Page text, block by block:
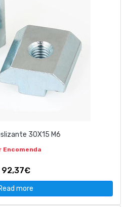
30X15 M6
Encomenda
92,37€
more